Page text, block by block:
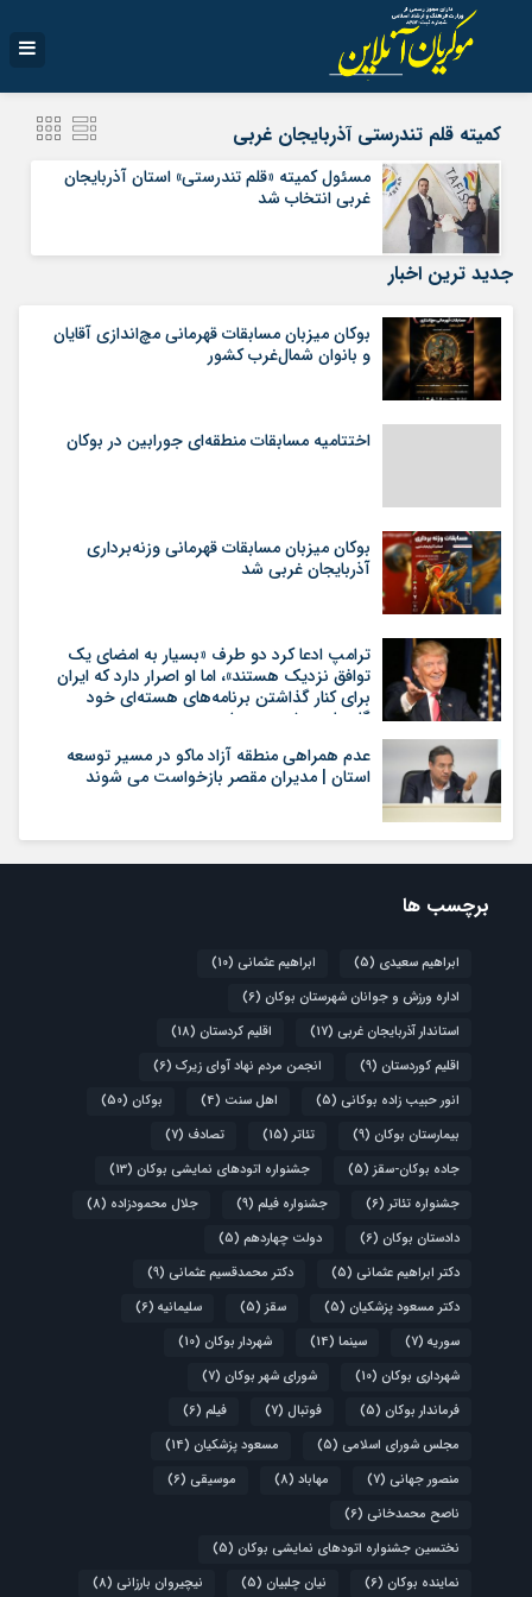
کمیته قلم تندرستی آذربایجان غربی
مسئول کمیته «قلم تندرستی» استان آذربایجان
غربی انتخاب شد
جدید ترین اخبار
بوکان میزبان مسابقات قهرمانی مچ‌اندازی آقایان
و بانوان شمال‌غرب کشور
اختتامیه مسابقات منطقه‌ای جورابین در بوکان
بوکان میزبان مسابقات قهرمانی وزنه‌برداری
آذربایجان غربی شد
ترامپ ادعا کرد دو طرف «بسیار به امضای یک
توافق نزدیک هستند»، اما او اصرار دارد که ایران
برای کنار گذاشتن برنامه‌های هسته‌ای خود
گام‌های بیشتری بردارد
عدم همراهی منطقه آزاد ماکو در مسیر توسعه
استان | مدیران مقصر بازخواست می شوند
برچسب ها
ابراهیم سعیدی (5) ابراهیم عثمانی (10)
اداره ورزش و جوانان شهرستان بوکان (6)
استاندار آذربایجان غربی (17) اقلیم کردستان (18)
اقلیم کوردستان (9) انجمن مردم نهاد آوای زیرک (6)
انور حبیب زاده بوکانی (5) اهل سنت (4) بوکان (50)
بیمارستان بوکان (9) تئاتر (15) تصادف (7)
جاده بوکان-سقز (5) جشنواره اتودهای نمایشی بوکان (13)
جشنواره تئاتر (6) جشنواره فیلم (9) جلال محمودزاده (8)
دادستان بوکان (6) دولت چهاردهم (5)
دکتر ابراهیم عثمانی (5) دکتر محمدقسیم عثمانی (9)
دکتر مسعود پزشکیان (5) سقز (5) سلیمانیه (6)
سوریه (7) سینما (14) شهردار بوکان (10)
شهرداری بوکان (10) شورای شهر بوکان (7)
فرماندار بوکان (5) فوتبال (7) فیلم (6)
مجلس شورای اسلامی (5) مسعود پزشکیان (14)
منصور جهانی (7) مهاباد (8) موسیقی (6)
ناصح محمدخانی (6)
نختسین جشنواره اتودهای نمایشی بوکان (5)
نماینده بوکان (6) نیان چلبیان (5) نیچیروان بارزانی (8)